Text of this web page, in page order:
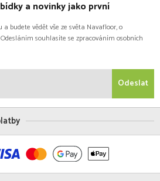
a novinky jako první
budete vědět vše ze světa Navafloor, o
souhlasíte se zpracováním osobních
Odeslat